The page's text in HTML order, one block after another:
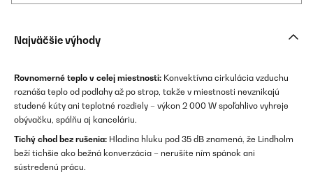
Najväčšie výhody
Rovnomerné teplo v celej miestnosti: Konvektívna cirkulácia vzduchu
roznáša teplo od podlahy až po strop, takže v miestnosti nevznikajú
studené kúty ani teplotné rozdiely – výkon 2 000 W spoľahlivo vyhreje
obývačku, spálňu aj kanceláriu.
Tichý chod bez rušenia: Hladina hluku pod 35 dB znamená, že Lindholm
beží tichšie ako bežná konverzácia – nerušíte ním spánok ani
sústredenú prácu.